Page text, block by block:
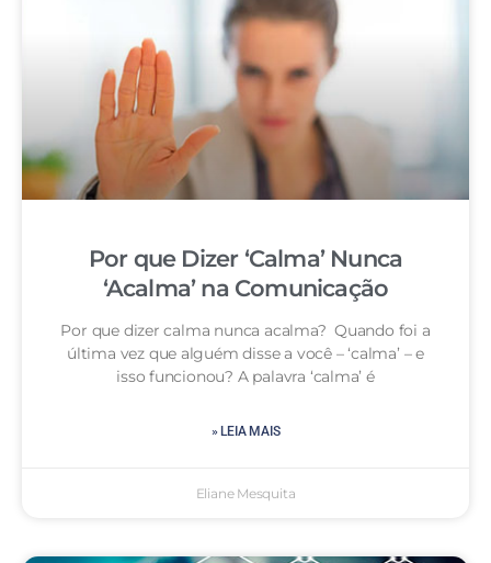
Por que Dizer ‘Calma’ Nunca
‘Acalma’ na Comunicação
Por que dizer calma nunca acalma? Quando foi a
última vez que alguém disse a você – ‘calma’ – e
isso funcionou? A palavra ‘calma’ é
» LEIA MAIS
Eliane Mesquita